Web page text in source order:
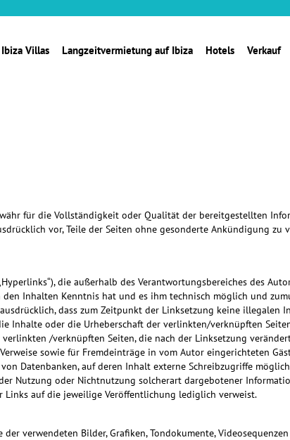
Ibiza Villas Langzeitvermietung auf Ibiza Hotels Verkauf
für die Vollständigkeit oder Qualität der bereitgestellten
vor, Teile der Seiten ohne gesonderte Ankündigung zu
die außerhalb des Verantwortungsbereiches des
Inhalten Kenntnis hat und es ihm technisch möglich und
dass zum Zeitpunkt der Linksetzung keine illegalen
Inhalte oder die Urheberschaft der verlinkten/verknüpften
/verknüpften Seiten, die nach der Linksetzung
sowie für Fremdeinträge in vom Autor eingerichteten
Datenbanken, auf deren Inhalt externe Schreibzugriffe
Nutzung oder Nichtnutzung solcherart dargebotener
Links auf die jeweilige Veröffentlichung lediglich verweist.
verwendeten Bilder, Grafiken, Tondokumente,